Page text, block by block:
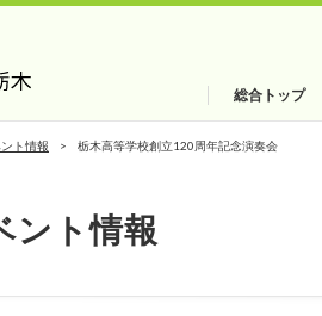
総合トップ
ト情報 栃木高等学校創立120周年記念演奏会
ント情報